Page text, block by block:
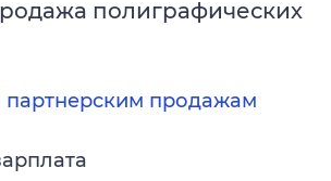
полиграфических
продажам